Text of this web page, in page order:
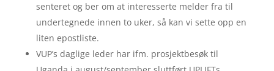
senteret og ber om at interesserte melder fra til
undertegnede innen to uker, så kan vi sette opp en
liten epostliste.
VUP’s daglige leder har ifm. prosjektbesøk til